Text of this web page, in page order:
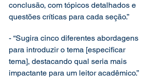
conclusão, com tópicos detalhados e
questões críticas para cada seção.”
- “Sugira cinco diferentes abordagens
para introduzir o tema [especificar
tema], destacando qual seria mais
impactante para um leitor acadêmico.”